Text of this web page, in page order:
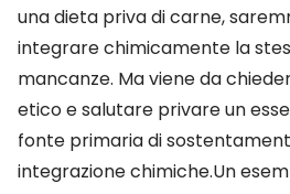
una dieta priva di carne,
integrare chimicamente la
mancanze. Ma viene da
etico e salutare privare un
fonte primaria di
integrazione chimiche.Un